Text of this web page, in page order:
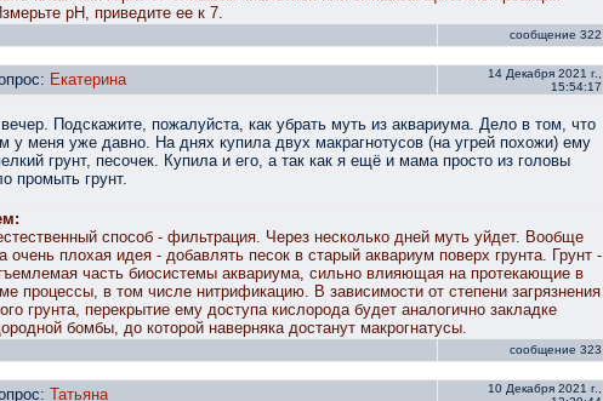
рН, приведите ее к 7.
сообщение 322
Екатерина
14 Декабря 2021 г.,
15:54:17
Подскажите, пожалуйста, как убрать муть из аквариума. Дело в том, что
у меня уже давно. На днях купила двух макрагнотусов (на угрей похожи) ему
грунт, песочек. Купила и его, а так как я ещё и мама просто из головы
промыть грунт.
способ - фильтрация. Через несколько дней муть уйдет. Вообще
очень плохая идея - добавлять песок в старый аквариум поверх грунта. Грунт -
часть биосистемы аквариума, сильно влияющая на протекающие в
процессы, в том числе нитрификацию. В зависимости от степени загрязнения
грунта, перекрытие ему доступа кислорода будет аналогично закладке
бомбы, до которой наверняка достанут макрогнатусы.
сообщение 323
Татьяна
10 Декабря 2021 г.,